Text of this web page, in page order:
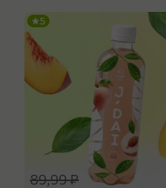
89,99 ₽
5